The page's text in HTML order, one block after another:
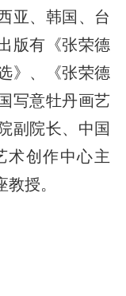
亚、韩国、台
版有《张荣德
》、《张荣德
写意牡丹画艺
副院长、中国
术创作中心主
授。